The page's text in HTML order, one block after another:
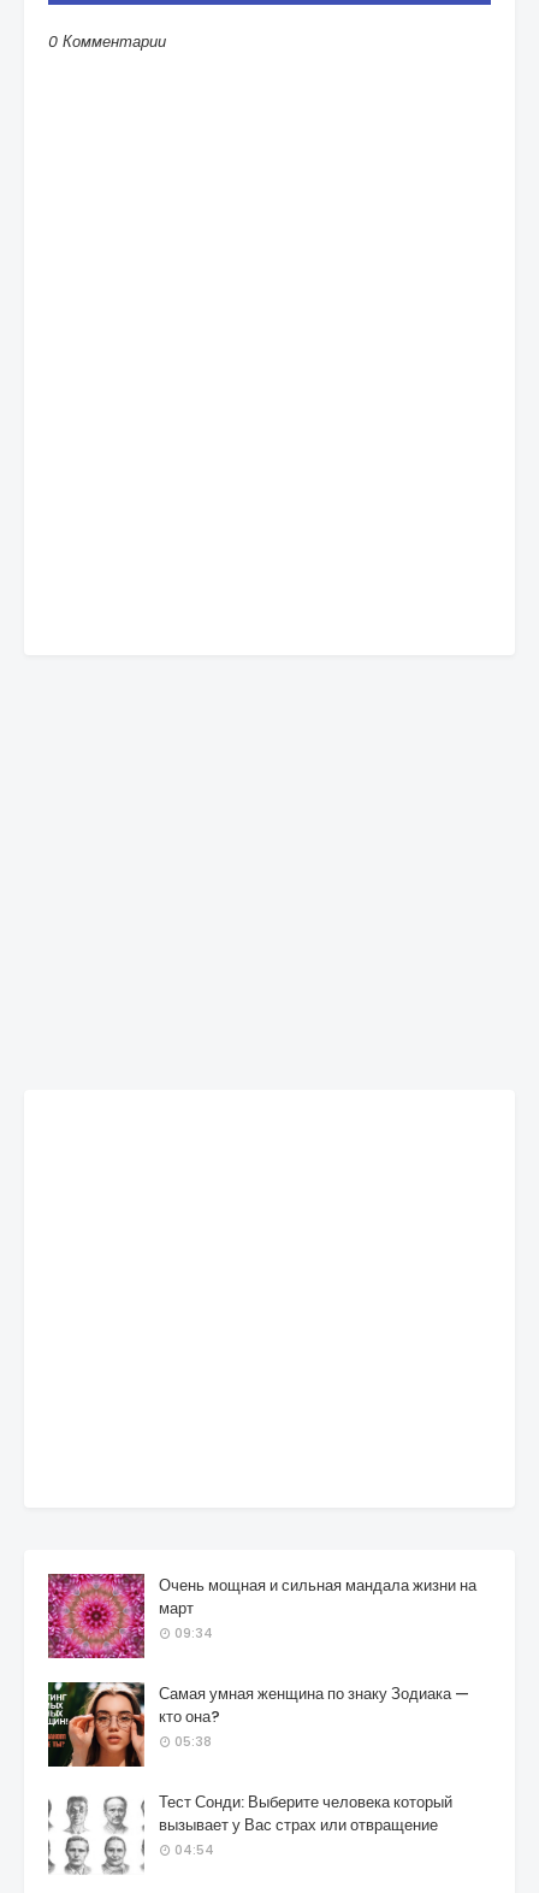
0 Комментарии
Очень мощная и сильная мандала жизни на
март
09:34
Самая умная женщина по знаку Зодиака —
кто она?
05:38
Тест Сонди: Выберите человека который
вызывает у Вас страх или отвращение
04:54